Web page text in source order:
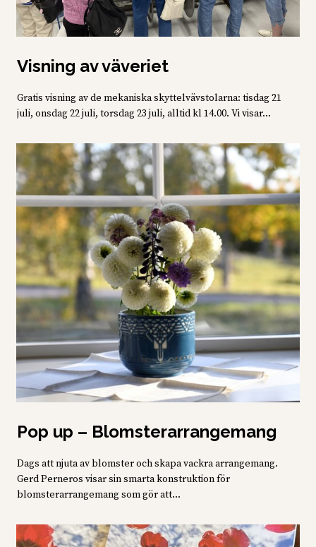
Visning av väveriet
Gratis visning av de mekaniska skyttelvävstolarna: tisdag 21
juli, onsdag 22 juli, torsdag 23 juli, alltid kl 14.00. Vi visar...
Pop up – Blomsterarrangemang
Dags att njuta av blomster och skapa vackra arrangemang.
Gerd Perneros visar sin smarta konstruktion för
blomsterarrangemang som gör att...